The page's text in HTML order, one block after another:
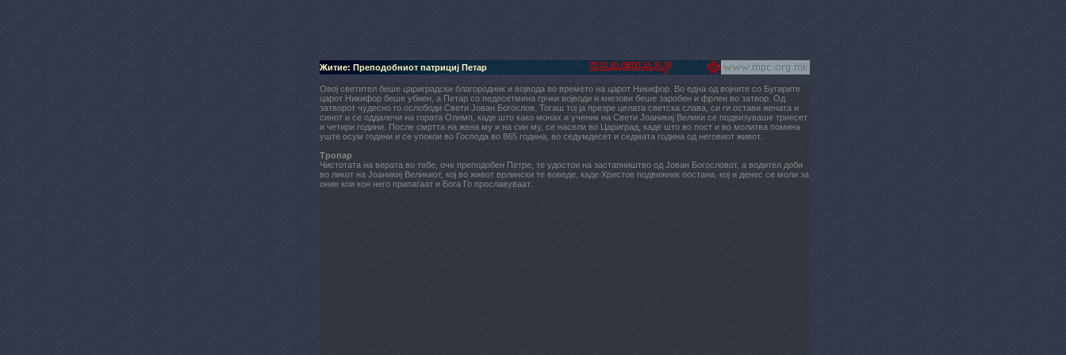
Житие: Преподобниот патрициј Петар
Овој светител беше цариградски благородник и војвода во времето на царот Никифор. Во една од војните со Бугарите
царот Никифор беше убиен, а Петар со педесетмина грчки војводи и кнезови беше заробен и фрлен во затвор. Од
затворот чудесно го ослободи Свети Јован Богослов. Тогаш тој ја презре целата светска слава, си ги остави жената и
синот и се оддалечи на гората Олимп, каде што како монах и ученик на Свети Јоаникиј Велики се подвизуваше триесет
и четири години. После смртта на жена му и на син му, се насели во Цариград, каде што во пост и во молитва помина
уште осум години и се упокои во Господа во 865 година, во седумдесет и седмата година од неговиот живот.
Тропар
Чистотата на верата во тебе, оче преподобен Петре, те удостои на застапништво од Јован Богословот, а водител доби
во ликот на Јоаникиј Великиот, кој во живот врлински те воведе, каде Христов подвижник постана, кој и денес се моли за
оние кои кон него припаѓаат и Бога Го прославуваат.